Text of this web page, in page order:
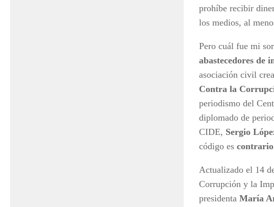
prohíbe recibir
los medios, al
Pero cuál fue mi
abastecedores de
asociación civil
Contra la
periodismo del
diplomado de
CIDE, Sergio
código es
Actualizado el 14
Corrupción y la
presidenta María